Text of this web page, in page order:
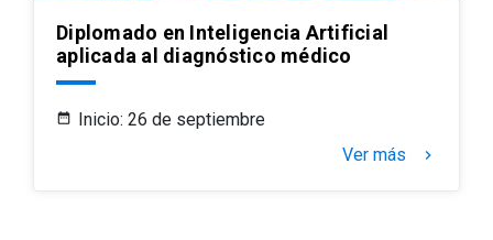
Diplomado en Inteligencia Artificial
aplicada al diagnóstico médico
Inicio: 26 de septiembre
Ver más
keyboard_arrow_right